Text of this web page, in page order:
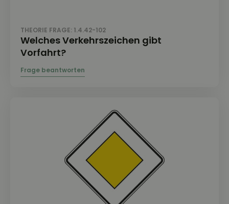
THEORIE FRAGE: 1.4.42-102
Welches Verkehrszeichen gibt
Vorfahrt?